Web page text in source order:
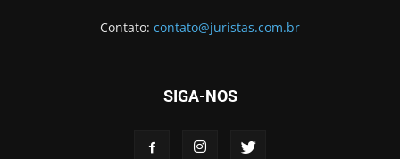
Contato: contato@juristas.com.br
SIGA-NOS